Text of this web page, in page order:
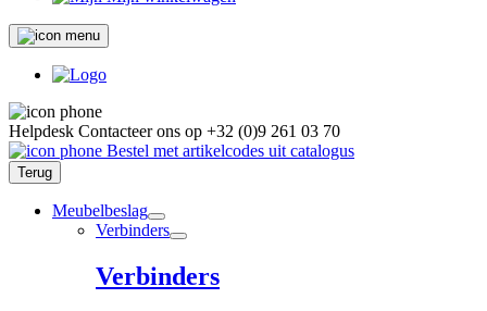
Helpdesk Contacteer ons op +32 (0)9 261 03 70
Bestel met artikelcodes uit catalogus
Terug
Meubelbeslag
Verbinders
Verbinders